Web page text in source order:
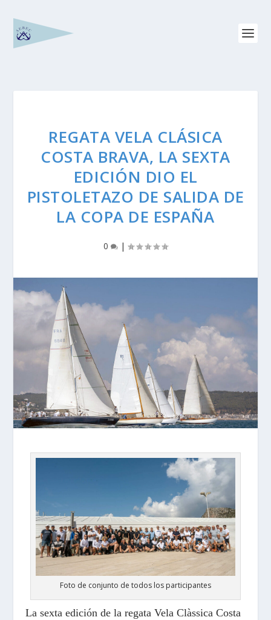
REGATA VELA CLÁSICA
COSTA BRAVA, LA SEXTA
EDICIÓN DIO EL
PISTOLETAZO DE SALIDA DE
LA COPA DE ESPAÑA
0 |
Foto de conjunto de todos los participantes
La sexta edición de la regata Vela Clàssica Costa